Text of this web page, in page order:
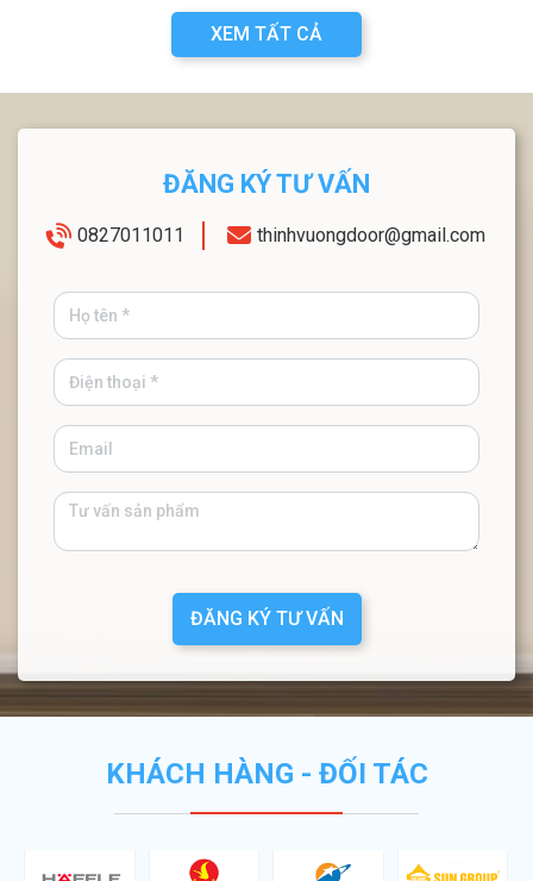
XEM TẤT CẢ
ĐĂNG KÝ TƯ VẤN
0827011011 thinhvuongdoor@gmail.com
ĐĂNG KÝ TƯ VẤN
KHÁCH HÀNG - ĐỐI TÁC